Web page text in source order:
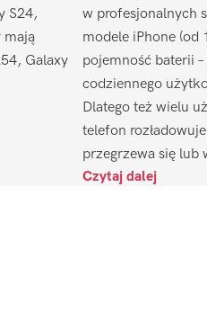
S24,
mają
Galaxy
w profesjonalnych
modele iPhone (od
pojemność baterii
codziennego
Dlatego też wielu
telefon
przegrzewa się lub
Czytaj dalej